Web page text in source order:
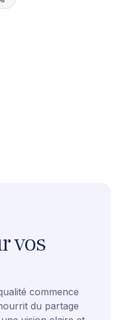
vos
commence
du partage